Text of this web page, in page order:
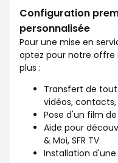
Configuration
personnalisée
Pour une mise en
optez pour notre offre
plus :
Transfert de
vidéos,
Pose d'un film
Aide pour
& Moi, SFR TV
Installation